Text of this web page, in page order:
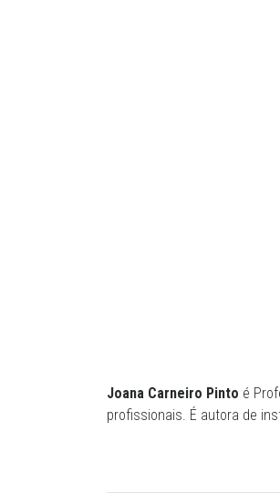
Joana Carneiro Pinto é
profissionais. É autora de